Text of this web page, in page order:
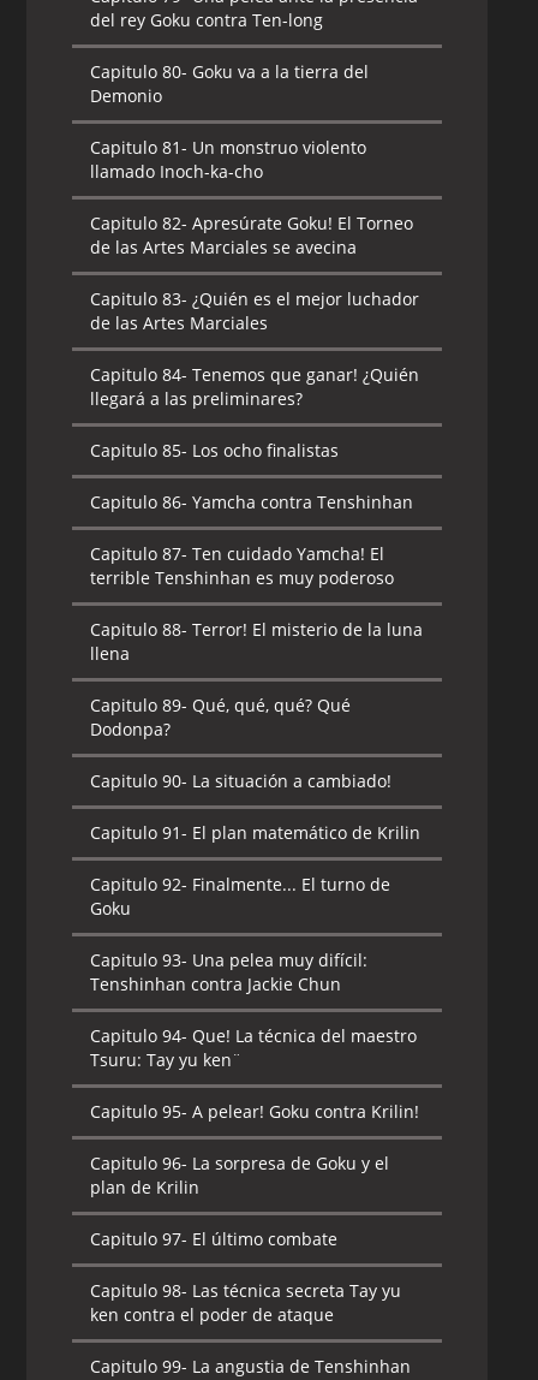
del rey Goku contra Ten-long
Capitulo 80- Goku va a la tierra del
Demonio
Capitulo 81- Un monstruo violento
llamado Inoch-ka-cho
Capitulo 82- Apresúrate Goku! El Torneo
de las Artes Marciales se avecina
Capitulo 83- ¿Quién es el mejor luchador
de las Artes Marciales
Capitulo 84- Tenemos que ganar! ¿Quién
llegará a las preliminares?
Capitulo 85- Los ocho finalistas
Capitulo 86- Yamcha contra Tenshinhan
Capitulo 87- Ten cuidado Yamcha! El
terrible Tenshinhan es muy poderoso
Capitulo 88- Terror! El misterio de la luna
llena
Capitulo 89- Qué, qué, qué? Qué
Dodonpa?
Capitulo 90- La situación a cambiado!
Capitulo 91- El plan matemático de Krilin
Capitulo 92- Finalmente... El turno de
Goku
Capitulo 93- Una pelea muy difícil:
Tenshinhan contra Jackie Chun
Capitulo 94- Que! La técnica del maestro
Tsuru: Tay yu ken¨
Capitulo 95- A pelear! Goku contra Krilin!
Capitulo 96- La sorpresa de Goku y el
plan de Krilin
Capitulo 97- El último combate
Capitulo 98- Las técnica secreta Tay yu
ken contra el poder de ataque
Capitulo 99- La angustia de Tenshinhan